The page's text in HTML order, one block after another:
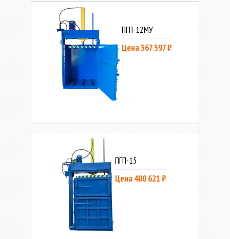
ПГП-12МУ
Цена 367 397 ₽
ПГП-15
Цена 400 621 ₽